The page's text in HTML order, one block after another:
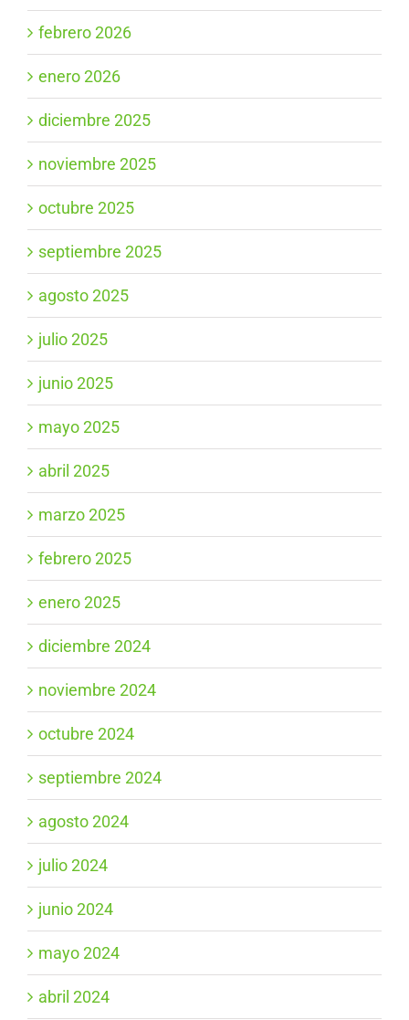
febrero 2026
enero 2026
diciembre 2025
noviembre 2025
octubre 2025
septiembre 2025
agosto 2025
julio 2025
junio 2025
mayo 2025
abril 2025
marzo 2025
febrero 2025
enero 2025
diciembre 2024
noviembre 2024
octubre 2024
septiembre 2024
agosto 2024
julio 2024
junio 2024
mayo 2024
abril 2024